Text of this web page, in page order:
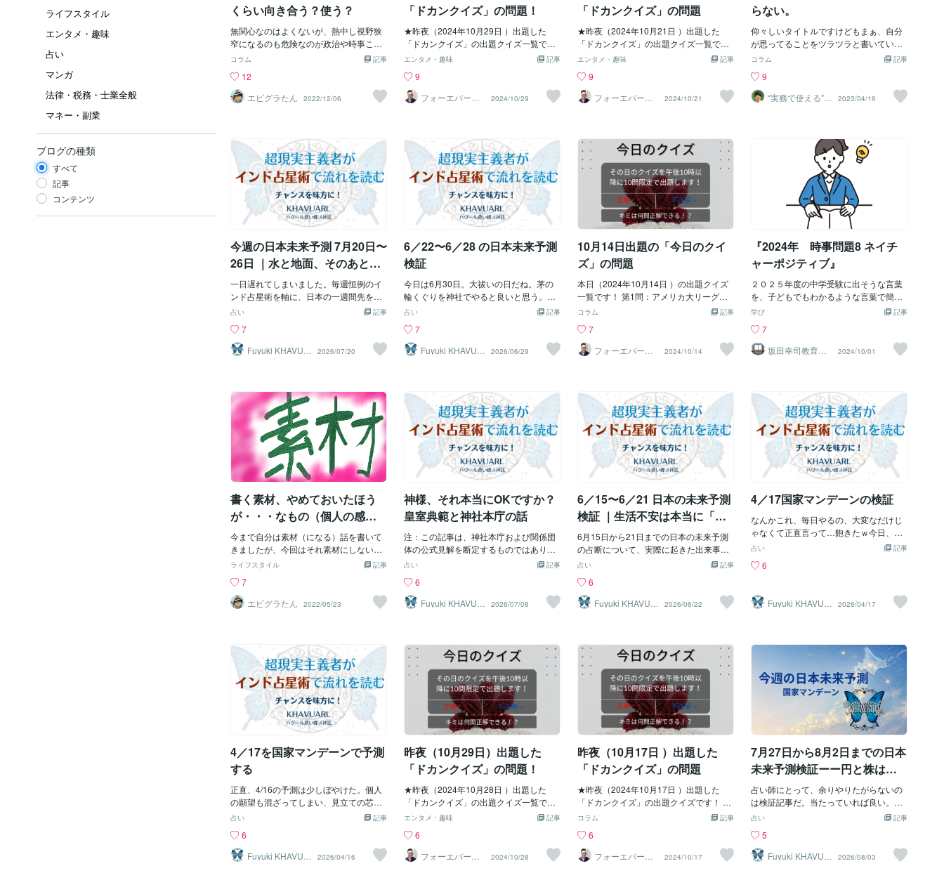
ライフスタイル
エンタメ・趣味
占い
マンガ
法律・税務・士業全般
マネー・副業
ブログの種類
すべて
記事
コンテンツ
くらい向き合う？使う？
無関心なのはよくないが、熱中し視野狭
窄になるのも危険なのが政治や時事これ
は尽きることないうえ興味がある層が一
難しい(;´･ω･)デマや誹謗中傷は論外とし
て、専門的な解説するのも難しい。なぜ
急にこんなこと書くかというと、とある
ューバも再生数増加の影響拡大が起こっ
ておりまして・・・。基本動画再生回数
が2桁よくて3桁の人のチャンネルで、こ
の問題を取り上げると軽く千を超え、動
画によっては1万再生突破という状況を発
見しました。一部界隈しかまだ盛り上が
ってませんが、今後どうなるか？都民と
ある方は、暇空茜で検索を
記事
コラム
12
エビグラたん
2022/12/06
「ドカンクイズ」の問題！
★昨夜（2024年10月29日 ）出題した
「ドカンクイズ」の出題クイズ一覧で
す！ 第1問：東京・渋谷区でのイベント
AKB48のメンバーと言えば誰？（小嶋陽
菜） 第2問：このほど参議院議長の職の
辞任を表明した、自民党議員と言えば
行為で書類送検された、NHK党の党首と
言えば誰？（立花孝志） 第4問：ヒロイ
ンは髙石あかり。2025年後期のNHK朝の
連ドラのタイトルは何？（ばけばけ） 第
5問：全職員が利用できる「週休3日制」
を2026年4月から導入することが決まっ
た東北の県はどこ？（宮城県） 第6問：
送することで批判が集まっている、故・
西田敏行の映画のタイトルは何？（釣り
バカ日誌） 第7問：奥さんの「小指切断
動画」が炎上し、話題となっているYouT
uberは誰？（ヒカキン） 第8問：「教え
子と後に結婚」と選挙特番で報じられ、
た、日本維新の会の幹事長と言えば誰？
（藤田文武） 第9問：パワハラ疑惑で社
長が辞任した、関東のラジオ局といえば
ーの運転手役で出演し、弾き語りも披露
した、ハナレグミのメンバーと言えば
誰？（永積崇） ◎あなたは何問わか
りましたか？
記事
エンタメ・趣味
9
フォーエバーか
らしま《1分から
2024/10/29
「ドカンクイズ」の問題
★昨夜（2024年10月21日 ）出題した
「ドカンクイズ」の出題クイズ一覧で
す！ 第1問：アイドルグループ「Snow M
中国で物議をかもし、公開を停止しまし
たが、この問題になった映像を使ってい
る曲のタイトルは何？（『KATANA』）
な太陽」などで知られる「昭和の歌姫」
と言えば誰？（美空ひばり） 第3問：こ
のほどギターを務める桑原彰が脱退する
ことが決まった、人気バンドといえば
何？（RADWIMPS） 第4問：中咽頭がん
のため味覚障害に陥っている、お笑いコ
ンビ「ペナルティ」のメンバーと言えば
誰？（ワッキー） 第5問：先日、敗血症
のため亡くなっていたことがわかった、
映画評論家の弟・おすぎさんとともに人
気を博したファッション評論家と言えば
誰？（ピーコ） 第6問：このほど創立10
周年を迎えた「上方漫才協会」。現在の
会長は誰？（中田カウス） 第7問：地下
ノン射殺事件、ヒトラー内閣成立。これ
らが起きたのはすべて何曜日のこと？
（月曜日 ※昨日は月曜日だよ） 第8問：
と嘯いた、ハンバーガーチェーンといえ
ばどこ？（マクドナルド） 第9問：アメ
リカ大リーグ・ドジャースとワールドシ
リーズを戦うことになった、ニューヨー
クを本拠地とするチームはどこ？（ニュ
ーヨーク・ヤンキース） 第10問：この
度、ピン芸人の「パペット・マペット」
することがわかった、
記事
エンタメ・趣味
9
フォーエバーか
らしま《1分から
2024/10/21
らない。
仰々しいタイトルですけどもまぁ、自分
が思ってることをツラツラと書いていこ
うかと。「いじめ問題」っていつまで経
痛ましい事件になろうがメディアで取り
上げようが何も変わることがないです。
いじめに対して私が思うことを結論から
ついては後ほど書きます。ちなみに私は
小学生の低学年ごろに”いじめられた経
験”と中学生になってから”相手をいじめ
た経験”のいずれもあります。なので両者
の視点を踏まえて書いていきます。ま
ず”いじめる側”の視点ですがおそらく
「子供時代」のそれと「大人になってか
らの」それでは意味合いが異なると思う
んです。子供時代のいじめる理由は一
つ。『楽しい・面白いから』です。１）
いじめることで生じる相手の反応を面白
がる２）いじめるグループ同士で攻撃対
象について盛り上がれる（加えて「自分
に危害が加えられないようにいじめる側
といった本能的な行動も現れると思いま
す。）「いじめ」はいじめる側である自
分たちと異なる行動・言動・風貌をして
る者たちと同じ行動を取り、面白さを共
有していきます。だからこそいじめる者
同士結束がさらに固まり内容がエスカレ
ートしていくのでしょう。しつこく、何
回も、さらに攻撃的に。このループが続
きます。ただ、大人になると少し意味合
いが変わってきます。子供時代のいじめ
つ相手を コミュニティから排除しよう
記事
コラム
9
“実務で使える”改
善パートナー／
2023/04/16
今週の日本未来予測 7月20日〜
26日 ｜水と地面、そのあとに
機械が止まる
一日遅れてしまいました。毎週恒例のイ
ンド占星術を軸に、日本の一週間先を占
っていく「今週の日本未来予測」。楽し
梅雨が明けて急に暑くなったけれどお元
気でしょうか？今週、最も気になるの
は、水が地面を緩めること。古い設備が
別々に起きるというより、ひとつの異常
が次の異常を呼ぶ。そんな連鎖に注意し
たい一週間となる。先に、いつもの注意
書き占いで地震や豪雨を科学的に予測で
きるわけではない。エビデンスもない。
占いが何を言おうが、災害への備えは普
段からしておく。外れたら何も起きなく
て良かった。それくらいの距離感で読ん
でほしい。今週の大きな流れ7月20日か
ら22日は、水、地面、道路、斜面、地下
設備に注意したい。局地的な大雨、浸
水、河川や側溝、土砂崩れ、道路の陥
没、上下水道や配管の異常。大規模災害
だけでなく、古くなった設備が雨や地盤
る。月初の災害占断を、もう一度細かく
見るそうそう、月初に出した7月の災害占
断では、・7月20日〜22日前後・7月29
め、一日ごとの図に日本国図を重ね、25
日夕方から26日朝までをさらに3時間刻
みで確認した。すると、月初には日時ま
で拾えていなかった別の山が見つかっ
た。それが、7月25日夜から26日未明で
ある。月初に出した20日〜22日の警戒が
消えたわけではない。20日〜22日は、
日未明は、交通、電力、通信、機械、設
備事故。29
記事
占い
7
Fuyuki KHAVUA
2026/07/20
6／22〜6／28 の日本未来予測
検証
今日は6月30日。大祓いの日だね。茅の
輪くぐりを神社でやると良いと思う。そ
んなの迷信だって？うーん、そうかもし
う割にはみんなとても混むのに元旦に初
詣行くじゃん。ご縁がありますようにと
かって5円お賽銭いれて長々願掛けする人
回は、6月22日から28日までの未来予測
を振り返って検証していくよ。この週の
予測では、主に次のテーマを見てい
た。・物価と生活防衛・政府や行政の説
明責任・政策と生活実感のズレ・エネル
ギー、海外情勢、輸入コスト・株価や為
替そのものより、生活への波及・6月26
熱、交通、設備トラブル1. 物価・生活防
衛は出たかこれはかなり出たと思う。予
測では、この週を「生活コストと国の判
断がぶつかる週」「物価と生活防衛が中
心テーマになる週」と見ていた。実際、6
月26日には東京都区部の6月分消費者物
と、猛烈なインフレというより、一定の
範囲内に収まっているようにも見える。
ただ、生活者の実感としては、食費、光
回の予測とかなり重なる。つまり、「数
字としては落ち着いて見える」「でも生
活は楽になっていない」「政策や補助が
あっても、財布の軽さは変わらない」と
いうズレが出た週だった。また、物価高
そのものだけでなく、「なぜ高いのか」
「本当に原材料費だけなのか」「誰が得
をしているのか」という方向にも意識が
向きやすいと書いていた。単に「高い
ね」で終わらない
記事
占い
7
Fuyuki KHAVUA
2026/06/29
10月14日出題の「今日のクイ
ズ」の問題
本日（2024年10月14日 ）の出題クイズ
一覧です！ 第1問：アメリカ大リーグ・
ナショナルリーグの優勝決定シリーズ第1
手の背番号は何番？（34番） 第2問：TB
Sテレビの「ひるおび」で、現在夏休み
を取っている江藤愛アナウンサーが大学
活躍している人は誰？（田中みな実） 第
3問：今日10月14日は「鉄道の日」で
す。1872年10月14日、日本初の鉄道が
開通したのは新橋からどこまで？（横
浜） 第4問：61歳で再婚を発表した俳優
でタレントの川崎麻世。さて以前の奥さ
んだったイタリア人モデルの名前は何？
り囲むような形で軍事演習を開始しまし
たが、現在の台湾の総統は誰？（頼清徳/
らい・せいとく） 第6問：昨夜が最も明
るく見えるとされていた、約8万年かけて
太陽を回る軌道を一周する彗星の名前は
何？（紫金山〈ツーチンシャン〉・アト
トランプの創り方」。若き日のトランプ
前大統領を描いて問題となっている映画
のタイトルは何？（『ジ・アプレンティ
殺害し、死刑が確定。障碍者女性との獄
中結婚が発覚した死刑囚と言えば誰？
（植松聖〈うえまつ・さとし〉） 第9
問：YouTubeの人気チャンネル「令和の
虎」の2代目主宰に就任した、「FCチャ
ンネル」代表取締役と言えば誰？（林尚
弘） 第10問：日本のプロ野球、阪神タイ
ガースの新しい監督に就任することが決
まった阪神OB
記事
コラム
7
フォーエバーか
らしま《1分から
2024/10/14
『2024年 時事問題8 ネイチ
ャーポジティブ』
２０２５年度の中学受験に出そうな言葉
を、子どもでもわかるような言葉で簡単
に説明して行きたいと思います。 (偏差値
書くようにしています。) ネイチャーポジ
ティブとは 傷ついた自然を回復軌道に乗
せるため、 多様な生物が絶滅していくの
によって傷つけられた自然を 今度は人間
が守ってあげて、 生物の絶滅を防ぎ、 復
活するように行動することです。 ネイチ
ャーポジティブは 「みんなで我慢する」
のではなく、 「生き物を含めたみんなで
豊かになる」 ための目標なのです。 世界
的には 『国連生物多様性条約 第15回締
す。 国内では 2023年3月に閣議決定した
いて、2030年までにネイチャーポジティ
ブを達成するという目標が掲げられてい
ます。 世界経済フォーラム(WEF)の報告
書によると、自然が壊されることで 世界
働く人が３億9500万人増えて、 年間10.1
兆ドルのお金が動くそうです。 皆さんが
守るために、 天然水工場の周りの自然を
守っています。 植林をしたり間伐をした
りして、 地面に近いところの植物を増や
し、 それによって昆虫を増やし、 昆虫を
エサにする鳥を増やしています。 自然が
蘇ることで、 半永久的に綺麗な地下水も
確保できます。 ご不安なこと、
記事
学び
7
坂田幸司教育研
究所
2024/10/01
書く素材、やめておいたほう
が・・・なもの（個人の感
想）
今まで自分は素材（になる）話を書いて
きましたが、今回はそれ素材にしないほ
うが・・・という意見です。（あくまで
が悪いという意見ではありません）それ
は政治と時事です。(・ω・)書くなとは思
わないし自分自身も書こうかなとか色々
う危険が他のコンテンツに比べて多
い・・・。そうなった著名人がどんなに
多いか・・・でハマってバズったりして
もリターン（メリット）が微妙(;'∀')炎上
リスクのわりに難しいのは、政治に関し
て基本参加したり何かしらの考え意見は
持つべきというか持っておいたほうがい
的に発信することを悪いと断言するのは
早計ですが、それで貴方の生活すぐ豊か
に（経済精神両面）なる？ていう(/・
ω・)/簡単に意見を言いやすい分ついつい
やりたくなるんですが、よほどの軸やネ
タを持っていないのであれば気をつけた
内が政治家だったとか（過去現在）なら
良い武器（個性）だと思うので言える範
囲で使ってくべきだと逆に考えます。
記事
ライフスタイル
7
エビグラたん
2022/05/23
神様、それ本当にOKですか？
皇室典範と神社本庁の話
注：この記事は、神社本庁および関係団
体の公式見解を断定するものではありま
せん。公開情報として確認できる範囲
とつの占断として読んでいます。皇室典
範改正の話が出るたびに、少し不思議に
思うことがある。これは、ただの法律の
女性皇族の扱いをどうするか。旧宮家の
男系男子を皇族に迎えるのか。国会で議
論し、制度として決める話である。で
も、相手は天皇である。天皇と言えば、
日本国憲法上は「日本国の象徴」であ
り、「日本国民統合の象徴」である。同
時に、日本神話と切り離せない存在でも
ある。天照大御神。皇祖神。三種の神
器。宮中祭祀。祈りとしての天皇。そう
考えると、皇室典範の話は、単なる制度
設計では終わらない。「血筋をどうする
か」だけではない。「祈りの流れをどう
守るか」という話にもなる。ならば当
然、神社界も無関係ではない。特に、戦
この問題に対して一定の立場を持ってい
る。ここで、ひとつ問いが立つ。神社本
庁は、神様の声なのか。それとも、戦後
記事
占い
6
Fuyuki KHAVUA
2026/07/08
6／15〜6／21 日本の未来予測
検証 ｜生活不安は本当に「現
場負担」として表に出たのか
6月15日から21日までの日本の未来予測
の占断について、実際に起きた出来事と
突き合わせて検証していく。前回記事は
生活の足元に影響が出る。最後は現場の
負担や不満として表面化する。また、見
るべきポイントとして、物価、供給、食
が現実に出た週だったと思う。ただし、
最初に断っておきたい。占断が当たっ
た、外れた、と単純に騒ぐための検証で
はない。星の象徴として何を読んだの
か。それが現実ではどのような出来事と
して出たのか。逆に、読みきれなかった
部分はどこだったのか。そこを確認する
ための検証である。まず結論6月第3週の
占断は、大枠ではかなり現実と噛み合っ
た。特に一致したのは、次の4点。・情
報、説明、報道、国民感情が週前半に強
く出たこと・生活基盤、供給、物価、エ
ネルギーの問題が現実ニュースと重なっ
たこと・新幹線の停電、運転見合わせと
と・高市さん周辺の疑惑対応が、情報管
理、説明責任、政治不信の象徴として続
いたこと一方で、読みとして難しかった
記事
占い
6
Fuyuki KHAVUA
2026/06/22
4／17国家マンデーンの検証
なんかこれ、毎日やるの、大変なだけじ
ゃなくて正直言って…飽きたｗ今日、何
気に3日目。三日坊主で止めておこうかな
程の大きなことが無い限り動きが見えづ
と変わったら大変なこっちゃ。というこ
とで（？）4／17の国家マンデーンの検
書・手続き”として出た日でした。なの
で、見立ての軸自体は外れていないで
す。ただし、統一教会やエプスタインで
分かりやすい決定打が来なかったので、
体感としては弱く見えたと思う。（個人
的には出て欲しいネタなのです）いちば
ん分かりやすく当たっていたのは、「補
償・支援・制度設計」のラインです。4／
17に日本政府は、米国の関税と中東情勢
への対応として、1000億円規模の企業救
済パッケージを打ち出した。これはまさ
に、昨日こちらで書いた「被害者、補
償、清算、支援、制度設計」のど真ん
中。衝撃的な事件ではなく、支える仕組
みを前に出す日としては、かなり素直に
出ていた。次に当たっていたのは、「文
書・制度・決済・手続きが主役」という
部分。4/17には、サウジ向け日本輸出で
記事
占い
6
Fuyuki KHAVUA 2026/04/17
4／17を国家マンデーンで予測
する
正直、4/16の予測は少しぼやけた。個人
の願望も混ざってしまい、見立ての芯が
弱くなった感じがある。なので気を取り
4/17は、ざっくり言うと午前と午後で空
気が切り替わる日という見立てになって
いる。4/16のように「なんとなく動い
記事
占い
6
Fuyuki KHAVUA
2026/04/16
昨夜（10月29日）出題した
「ドカンクイズ」の問題！
★昨夜（2024年10月28日 ）出題した
「ドカンクイズ」の出題クイズ一覧で
す！ 第1問：YOSHIKIプロデュースのユ
った元「NEWS」のメンバーと言えば
誰？（手越祐也） 第2問：昨日の衆院選
で落選し辞任を表明した、公明党の代表
記事
エンタメ・趣味
6
フォーエバーか
らしま《1分から
2024/10/28
昨夜（10月17日 ）出題した
「ドカンクイズ」の問題
★昨夜（2024年10月17日 ）出題した
「ドカンクイズ」の出題クイズです！ 第
1問：今回の衆院選で参政党から立候補し
を組んでいた元・吉本興業の芸人は誰？
（和泉修〈いずみ・しゅう〉） 第2問：2
3日の「佐久間宜行のANN0」に出演する
記事
コラム
6
フォーエバーか
らしま《1分から
2024/10/17
7月27日から8月2日までの日本
未来予測検証ーー円と株は往
復し、日米協調介入まで起き
た。
占い師にとって、余りやりたがらないの
は検証記事だ。当たっていれば良い。外
していれば、自分の読みの甘さをそのま
予測は出しても、後から細かく答え合わ
せまで行う占い師さんは、あまり多くな
い。そして過ぎたことは忘れられてしま
記事
占い
5
Fuyuki KHAVUA
2026/08/03